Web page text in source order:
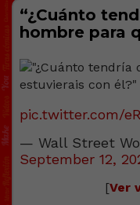
“¿Cuánto
hombre para
pic.twitter.com/
— Wall Street
September 12,
[Ver